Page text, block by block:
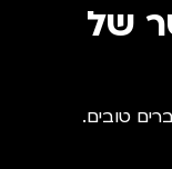
של
טובים.